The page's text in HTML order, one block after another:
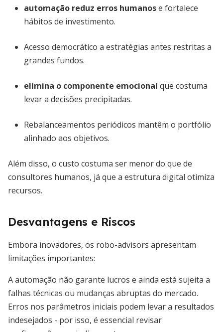
automação reduz erros humanose fortalece
hábitos de investimento.
Acesso democrático a estratégias antes restritas a
grandes fundos.
elimina o componente emocional que costuma
levar a decisões precipitadas.
Rebalanceamentos periódicos mantêm o portfólio
alinhado aos objetivos.
Além disso, o custo costuma ser menor do que de
consultores humanos, já que a estrutura digital otimiza
recursos.
Desvantagens e Riscos
Embora inovadores, os robo-advisors apresentam
limitações importantes:
A automação não garante lucros e ainda está sujeita a
falhas técnicas ou mudanças abruptas do mercado.
Erros nos parâmetros iniciais podem levar a resultados
indesejados - por isso, é essencial revisar